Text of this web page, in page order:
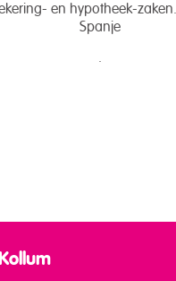
en hypotheek-
Spanje